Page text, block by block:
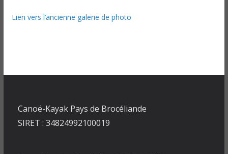
Lien vers l’ancienne galerie de photo
Canoë-Kayak Pays de Brocéliande
SIRET : 34824992100019